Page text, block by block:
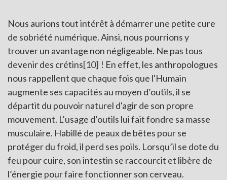
Nous aurions tout intérêt à démarrer une petite cure
de sobriété numérique. Ainsi, nous pourrions y
trouver un avantage non négligeable. Ne pas tous
devenir des crétins[10] ! En effet, les anthropologues
nous rappellent que chaque fois que l'Humain
augmente ses capacités au moyen d’outils, il se
départit du pouvoir naturel d'agir de son propre
mouvement. L’usage d’outils lui fait fondre sa masse
musculaire. Habillé de peaux de bêtes pour se
protéger du froid, il perd ses poils. Lorsqu’il se dote du
feu pour cuire, son intestin se raccourcit et libère de
l’énergie pour faire fonctionner son cerveau.